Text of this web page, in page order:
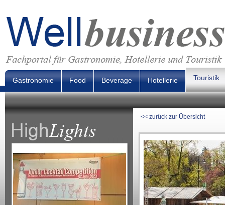
Gastronomie Food Beverage Hotellerie Touristik
<< zurück zur Übersicht